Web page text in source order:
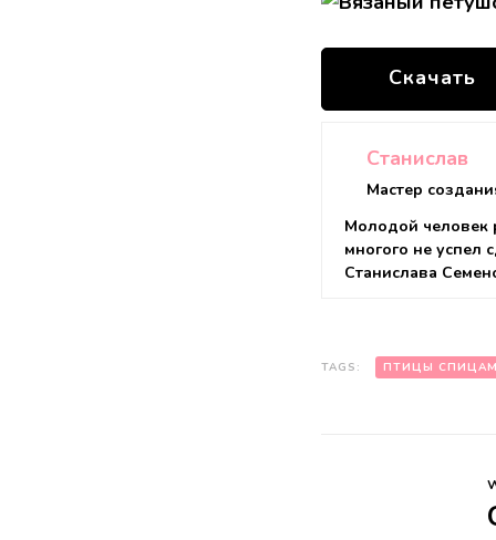
Скачать
Станислав
Мастер
Молодой человек
многого не успел
Станислава
TAGS: ПТИЦЫ